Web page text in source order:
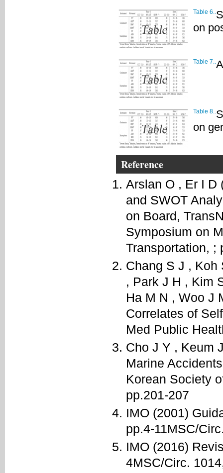
Table 6..
on
Table 7..
Table 8..
on
Reference
Arslan O , Er I D
and SWOT
on Board,
Symposium on
Transportation, ;
Chang S J , Koh
, Park J H , Kim
Ha M N , Woo J
Correlates of
Med Public
Cho J Y , Keum
Marine
Korean Society
pp.201-207
IMO (2001)
pp.4-11MSC/
IMO (2016)
4MSC/Circ.